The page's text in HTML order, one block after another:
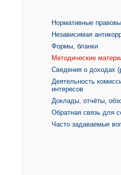
Нормативные
Независимая
Формы, бланки
Методические
Сведения о доходах
Деятельность
интересов
Доклады, отчёты,
Обратная связь для
Часто задаваемые